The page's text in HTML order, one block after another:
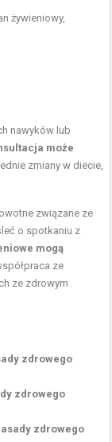
żywieniowy,
nawyków lub
może
zmiany w diecie,
związane ze
o spotkaniu z
mogą
ze
ze zdrowym
zdrowego
zdrowego
zdrowego